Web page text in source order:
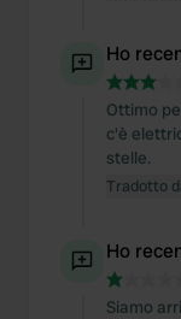
Ho
Ottimo
c'è
stelle.
Tradotto
Ho
Siamo